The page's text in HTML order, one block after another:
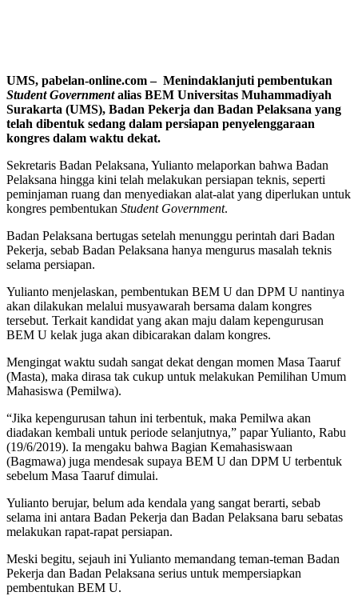
UMS, pabelan-online.com– Menindaklanjuti pembentukan
Student Governmentalias BEM Universitas Muhammadiyah
Surakarta (UMS), Badan Pekerja dan Badan Pelaksana yang
telah dibentuk sedang dalam persiapan penyelenggaraan
kongres dalam waktu dekat.
Sekretaris Badan Pelaksana, Yulianto melaporkan bahwa Badan
Pelaksana hingga kini telah melakukan persiapan teknis, seperti
peminjaman ruang dan menyediakan alat-alat yang diperlukan untuk
kongres pembentukan Student Government.
Badan Pelaksana bertugas setelah menunggu perintah dari Badan
Pekerja, sebab Badan Pelaksana hanya mengurus masalah teknis
selama persiapan.
Yulianto menjelaskan, pembentukan BEM U dan DPM U nantinya
akan dilakukan melalui musyawarah bersama dalam kongres
tersebut. Terkait kandidat yang akan maju dalam kepengurusan
BEM U kelak juga akan dibicarakan dalam kongres.
Mengingat waktu sudah sangat dekat dengan momen Masa Taaruf
(Masta), maka dirasa tak cukup untuk melakukan Pemilihan Umum
Mahasiswa (Pemilwa).
“Jika kepengurusan tahun ini terbentuk, maka Pemilwa akan
diadakan kembali untuk periode selanjutnya,” papar Yulianto, Rabu
(19/6/2019). Ia mengaku bahwa Bagian Kemahasiswaan
(Bagmawa) juga mendesak supaya BEM U dan DPM U terbentuk
sebelum Masa Taaruf dimulai.
Yulianto berujar, belum ada kendala yang sangat berarti, sebab
selama ini antara Badan Pekerja dan Badan Pelaksana baru sebatas
melakukan rapat-rapat persiapan.
Meski begitu, sejauh ini Yulianto memandang teman-teman Badan
Pekerja dan Badan Pelaksana serius untuk mempersiapkan
pembentukan BEM U.